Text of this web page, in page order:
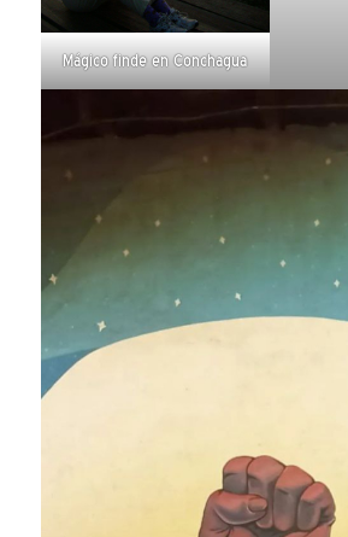
Mágico finde en Conchagua